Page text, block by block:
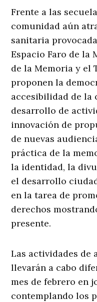
Frente a las
comunidad aún
sanitaria
Espacio Faro de la
de la Memoria y el
proponen la
accesibilidad de la
desarrollo de
innovación de
de nuevas
práctica de la
la identidad, la
el desarrollo
en la tarea de
derechos
presente.
Las actividades de
llevarán a cabo
mes de febrero en
contemplando los